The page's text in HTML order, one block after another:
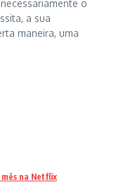
o
a sua
maneira, uma
na Netflix